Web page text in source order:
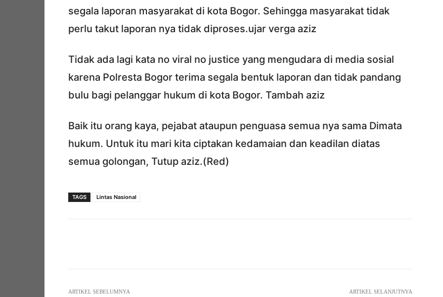
segala laporan masyarakat di kota Bogor. Sehingga masyarakat tidak
perlu takut laporan nya tidak diproses.ujar verga aziz
Tidak ada lagi kata no viral no justice yang mengudara di media sosial
karena Polresta Bogor terima segala bentuk laporan dan tidak pandang
bulu bagi pelanggar hukum di kota Bogor. Tambah aziz
Baik itu orang kaya, pejabat ataupun penguasa semua nya sama Dimata
hukum. Untuk itu mari kita ciptakan kedamaian dan keadilan diatas
semua golongan, Tutup aziz.(Red)
TAGS Lintas Nasional
ARTIKEL SEBELUMNYA ARTIKEL SELANJUTNYA